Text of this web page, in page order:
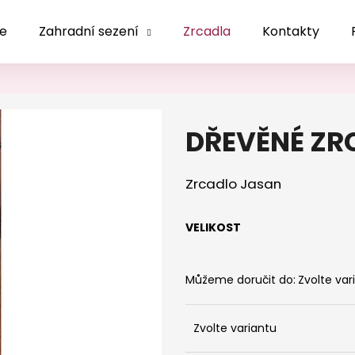
Zahradní sezení Zrcadla Kontakty
DŘEVĚNÉ
Zrcadlo Jasan
VELIKOST
Můžeme doručit do: Zvolte
Zvolte variantu
HLEDAT